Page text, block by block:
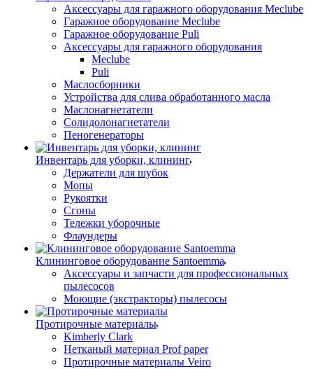
Аксессуары для гаражного оборудования Meclube
Гаражное оборудование Meclube
Гаражное оборудование Puli
Аксессуары для гаражного оборудования
Meclube
Puli
Маслосборники
Устройства для слива обработанного масла
Маслонагнетатели
Солидолонагнетатели
Пеногенераторы
Инвентарь для уборки, клининг
Держатели для шубок
Мопы
Рукоятки
Сгоны
Тележки уборочные
Флаундеры
Клининговое оборудование Santoemma
Аксессуары и запчасти для профессиональных
пылесосов
Моющие (экстракторы) пылесосы
Протирочные материалы
Kimberly Clark
Нетканый материал Prof paper
Протирочные материалы Veiro